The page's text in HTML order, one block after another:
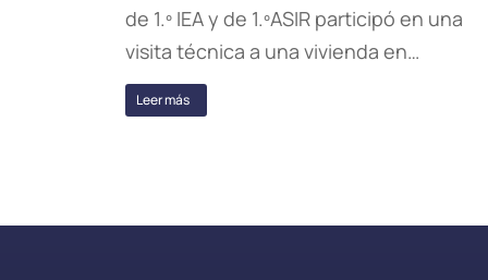
de 1.º IEA y de 1.ºASIR participó en una
visita técnica a una vivienda en…
Leer más